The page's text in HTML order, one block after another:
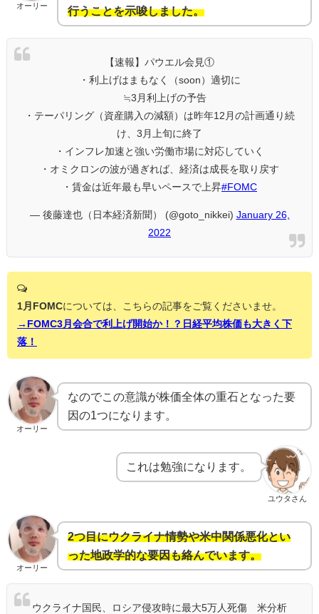
オーリー
行うことを示唆しました。
【速報】パウエル会見①
・利上げはまもなく（soon）適切に
≒3月利上げの予告
・テーパリング（資産購入の減額）は昨年12月の計画通り続
け、3月上旬に終了
・インフレ加速と強い労働市場に対応していく
・オミクロンの波が過ぎれば、経済は成長を取り戻す
・賃金は近年最も早いペースで上昇#FOMC
— 後藤達也（日本経済新聞） (@goto_nikkei) January 26,
2022
1月FOMCについては、こちらの記事をご覧くださいませ。
→FOMC3月会合で利上げ開始か！？日経平均株価も大きく下
落！
オーリー
なのでこの意識が株価全体の重石となった要
因の1つになります。
ユウタさん
これは勉強になります。
オーリー
2つ目にウクライナ情勢や米中関係悪化とい
った地政学的な要因も絡んでいます。
ウクライナ国民、ロシア侵攻時に最大5万人死傷 米分析